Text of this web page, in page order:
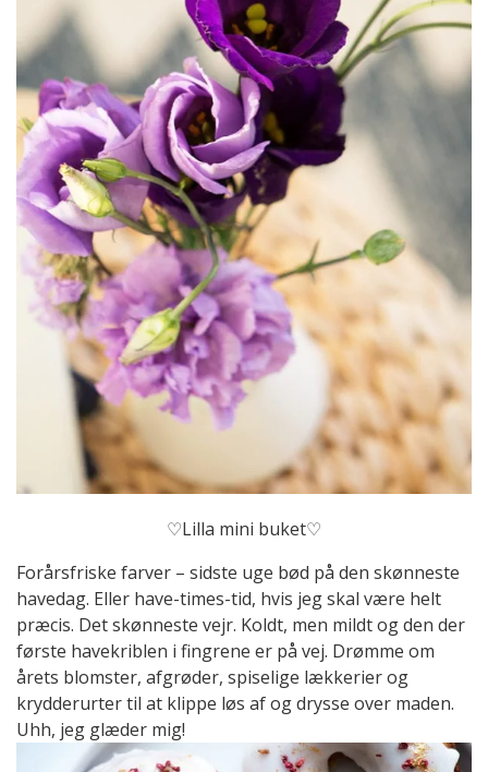
♡Lilla mini buket♡
Forårsfriske farver – sidste uge bød på den skønneste
havedag. Eller have-times-tid, hvis jeg skal være helt
præcis. Det skønneste vejr. Koldt, men mildt og den der
første havekriblen i fingrene er på vej. Drømme om
årets blomster, afgrøder, spiselige lækkerier og
krydderurter til at klippe løs af og drysse over maden.
Uhh, jeg glæder mig!